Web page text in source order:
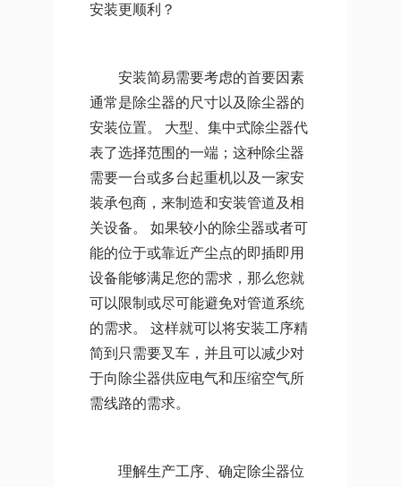
安装更顺利？
安装简易需要考虑的首要因素
通常是除尘器的尺寸以及除尘器的
安装位置。 大型、集中式除尘器代
表了选择范围的一端；这种除尘器
需要一台或多台起重机以及一家安
装承包商，来制造和安装管道及相
关设备。 如果较小的除尘器或者可
能的位于或靠近产尘点的即插即用
设备能够满足您的需求，那么您就
可以限制或尽可能避免对管道系统
的需求。 这样就可以将安装工序精
简到只需要叉车，并且可以减少对
于向除尘器供应电气和压缩空气所
需线路的需求。
理解生产工序、确定除尘器位